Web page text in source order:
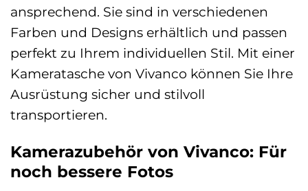
ansprechend. Sie sind in verschiedenen
Farben und Designs erhältlich und passen
perfekt zu Ihrem individuellen Stil. Mit einer
Kameratasche von Vivanco können Sie Ihre
Ausrüstung sicher und stilvoll
transportieren.
Kamerazubehör von Vivanco: Für
noch bessere Fotos